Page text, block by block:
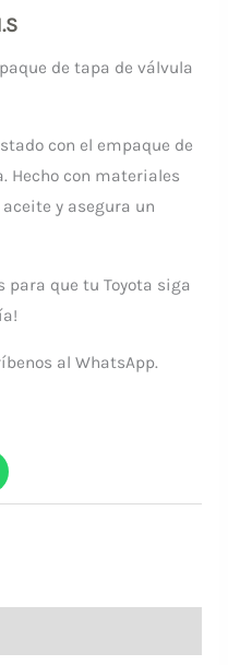
de tapa de válvula
con el empaque de
Hecho con materiales
y asegura un
para que tu Toyota siga
al WhatsApp.